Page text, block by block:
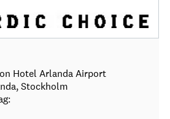
Hotel Arlanda Airport
Stockholm